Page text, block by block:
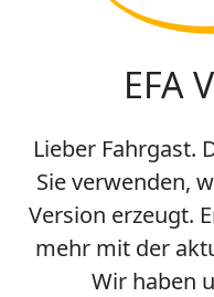
EFA
Lieber Fahrgast.
Sie verwenden,
Version erzeugt.
mehr mit der
Wir haben